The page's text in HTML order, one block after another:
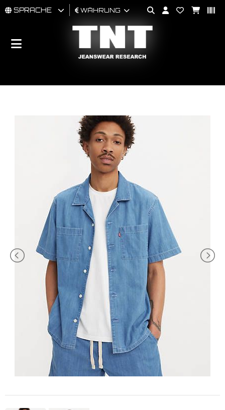
MÄNNER
BRAND
SPRACHE WÄHRUNG